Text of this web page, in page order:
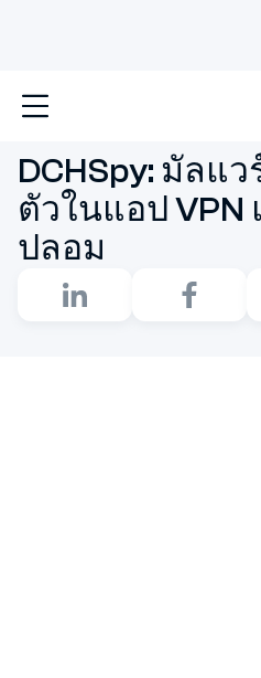
หน้าหลัก
DCHSpy: มัลแ
ตัวในแอป VPN
ปลอม